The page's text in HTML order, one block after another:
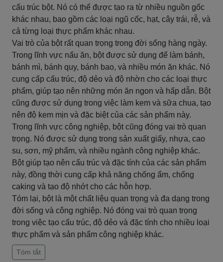
cấu trúc bột. Nó có thể được tạo ra từ nhiều nguồn gốc
khác nhau, bao gồm các loại ngũ cốc, hạt, cây trái, rễ, và
cả từng loại thực phẩm khác nhau.
Vai trò của bột rất quan trọng trong đời sống hàng ngày.
Trong lĩnh vực nấu ăn, bột được sử dụng để làm bánh,
bánh mì, bánh quy, bánh bao, và nhiều món ăn khác. Nó
cung cấp cấu trúc, độ dẻo và độ nhờn cho các loại thực
phẩm, giúp tạo nên những món ăn ngon và hấp dẫn. Bột
cũng được sử dụng trong việc làm kem và sữa chua, tạo
nên độ kem mịn và đặc biệt của các sản phẩm này.
Trong lĩnh vực công nghiệp, bột cũng đóng vai trò quan
trọng. Nó được sử dụng trong sản xuất giấy, nhựa, cao
su, sơn, mỹ phẩm, và nhiều ngành công nghiệp khác.
Bột giúp tạo nên cấu trúc và đặc tính của các sản phẩm
này, đồng thời cung cấp khả năng chống ẩm, chống
caking và tạo độ nhớt cho các hỗn hợp.
Tóm lại, bột là một chất liệu quan trọng và đa dạng trong
đời sống và công nghiệp. Nó đóng vai trò quan trọng
trong việc tạo cấu trúc, độ dẻo và đặc tính cho nhiều loại
thực phẩm và sản phẩm công nghiệp khác.
Tóm tắt